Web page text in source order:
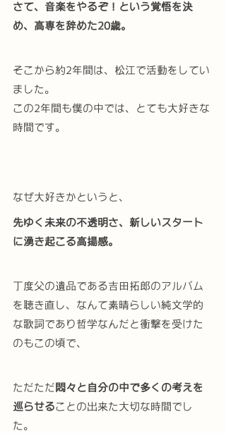
さて、音楽をやるぞ！という覚悟を決
め、高専を辞めた20歳。
そこから約2年間は、松江で活動をしてい
ました。
この2年間も僕の中では、とても大好きな
時間です。
なぜ大好きかというと、
先ゆく未来の不透明さ、新しいスタート
に湧き起こる高揚感。
丁度父の遺品である吉田拓郎のアルバム
を聴き直し、なんて素晴らしい純文学的
な歌詞であり哲学なんだと衝撃を受けた
のもこの頃で、
ただただ悶々と自分の中で多くの考えを
巡らせることの出来た大切な時間でし
た。